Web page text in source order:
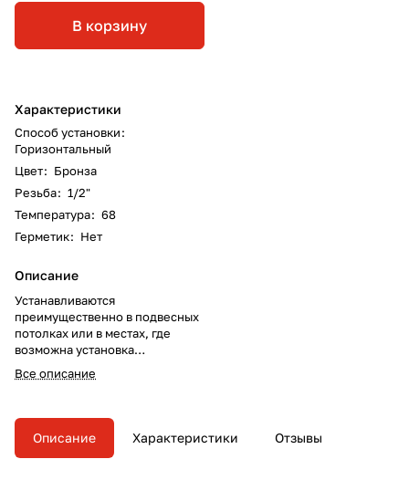
В корзину
Характеристики
Способ установки:
Горизонтальный
Цвет: Бронза
Резьба: 1/2"
Температура: 68
Герметик: Нет
Описание
Устанавливаются
преимущественно в подвесных
потолках или в местах, где
возможна установка
направленных вниз
спринклеров.
Все описание
Описание Характеристики Отзывы